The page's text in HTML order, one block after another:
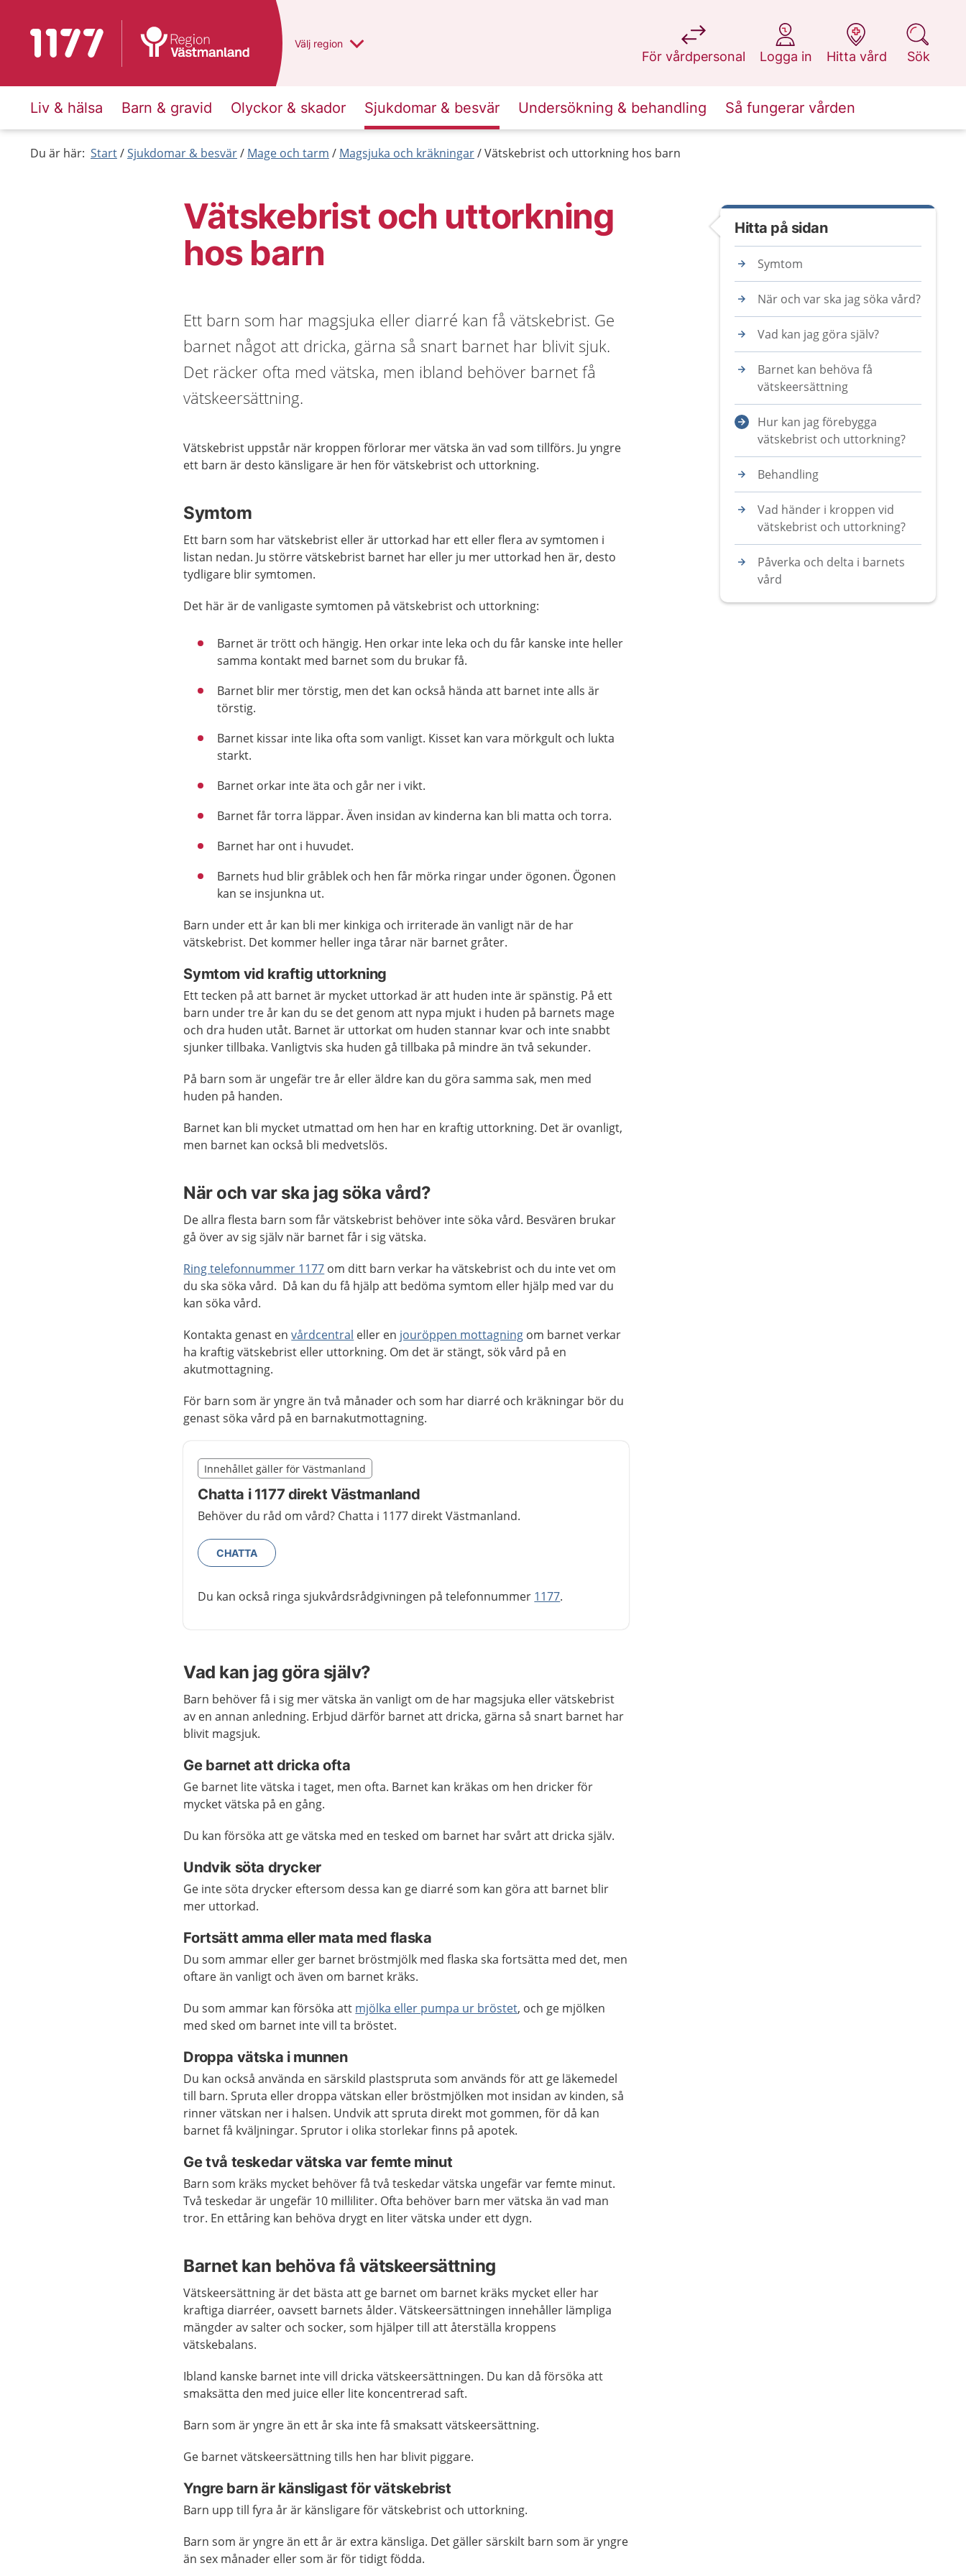
Till startsidan för 1177 Du har valt region
Välj en annan
region
För vårdpersonal
på 1177.se
Logga in
på 1177.se
Hitta vård
på 1177.se
Sök
på 1177.se
Liv & hälsa Barn & gravid Olyckor & skador Sjukdomar & besvär Undersökning & behandling Så fungerar vården
Du är här: Start Sjukdomar & besvär Mage och tarm Magsjuka och kräkningar Vätskebrist och uttorkning hos barn
Vätskebrist och uttorkning
hos barn
Ett barn som har magsjuka eller diarré kan få vätskebrist. Ge
barnet något att dricka, gärna så snart barnet har blivit sjuk.
Det räcker ofta med vätska, men ibland behöver barnet få
vätskeersättning.
Vätskebrist uppstår när kroppen förlorar mer vätska än vad som tillförs. Ju yngre
ett barn är desto känsligare är hen för vätskebrist och uttorkning.
Symtom
Ett barn som har vätskebrist eller är uttorkad har ett eller flera av symtomen i
listan nedan. Ju större vätskebrist barnet har eller ju mer uttorkad hen är, desto
tydligare blir symtomen.
Det här är de vanligaste symtomen på vätskebrist och uttorkning:
Barnet är trött och hängig. Hen orkar inte leka och du får kanske inte heller
samma kontakt med barnet som du brukar få.
Barnet blir mer törstig, men det kan också hända att barnet inte alls är
törstig.
Barnet kissar inte lika ofta som vanligt. Kisset kan vara mörkgult och lukta
starkt.
Barnet orkar inte äta och går ner i vikt.
Barnet får torra läppar. Även insidan av kinderna kan bli matta och torra.
Barnet har ont i huvudet.
Barnets hud blir gråblek och hen får mörka ringar under ögonen. Ögonen
kan se insjunkna ut.
Barn under ett år kan bli mer kinkiga och irriterade än vanligt när de har
vätskebrist. Det kommer heller inga tårar när barnet gråter.
Symtom vid kraftig uttorkning
Ett tecken på att barnet är mycket uttorkad är att huden inte är spänstig. På ett
barn under tre år kan du se det genom att nypa mjukt i huden på barnets mage
och dra huden utåt. Barnet är uttorkat om huden stannar kvar och inte snabbt
sjunker tillbaka. Vanligtvis ska huden gå tillbaka på mindre än två sekunder.
På barn som är ungefär tre år eller äldre kan du göra samma sak, men med
huden på handen.
Barnet kan bli mycket utmattad om hen har en kraftig uttorkning. Det är ovanligt,
men barnet kan också bli medvetslös.
När och var ska jag söka vård?
De allra flesta barn som får vätskebrist behöver inte söka vård. Besvären brukar
gå över av sig själv när barnet får i sig vätska.
Ring telefonnummer 1177 om ditt barn verkar ha vätskebrist och du inte vet om
du ska söka vård. Då kan du få hjälp att bedöma symtom eller hjälp med var du
kan söka vård.
Kontakta genast envårdcentral eller en jouröppen mottagning om barnet verkar
ha kraftig vätskebrist eller uttorkning. Om det är stängt, sök vård på en
akutmottagning.
För barn som är yngre än två månader och som har diarré och kräkningar bör du
genast söka vård på en barnakutmottagning.
Nedan innehåll gäller region Västmanland
Innehållet gäller för Västmanland
Chatta i 1177 direkt Västmanland
Behöver du råd om vård? Chatta i 1177 direkt Västmanland.
CHATTA
Du kan också ringa sjukvårdsrådgivningen på telefonnummer 1177.
Slut på det regionala tillägget från region Västmanland
Vad kan jag göra själv?
Barn behöver få i sig mer vätska än vanligt om de har magsjuka eller vätskebrist
av en annan anledning. Erbjud därför barnet att dricka, gärna så snart barnet har
blivit magsjuk.
Ge barnet att dricka ofta
Ge barnet lite vätska i taget, men ofta. Barnet kan kräkas om hen dricker för
mycket vätska på en gång.
Du kan försöka att ge vätska med en tesked om barnet har svårt att dricka själv.
Undvik söta drycker
Ge inte söta drycker eftersom dessa kan ge diarré som kan göra att barnet blir
mer uttorkad.
Fortsätt amma eller mata med flaska
Du som ammar eller ger barnet bröstmjölk med flaska ska fortsätta med det, men
oftare än vanligt och även om barnet kräks.
Du som ammar kan försöka att mjölka eller pumpa ur bröstet, och ge mjölken
med sked om barnet inte vill ta bröstet.
Droppa vätska i munnen
Du kan också använda en särskild plastspruta som används för att ge läkemedel
till barn. Spruta eller droppa vätskan eller bröstmjölken mot insidan av kinden, så
rinner vätskan ner i halsen. Undvik att spruta direkt mot gommen, för då kan
barnet få kväljningar. Sprutor i olika storlekar finns på apotek.
Ge två teskedar vätska var femte minut
Barn som kräks mycket behöver få två teskedar vätska ungefär var femte minut.
Två teskedar är ungefär 10 milliliter. Ofta behöver barn mer vätska än vad man
tror. En ettåring kan behöva drygt en liter vätska under ett dygn.
Barnet kan behöva få vätskeersättning
Vätskeersättning är det bästa att ge barnet om barnet kräks mycket eller har
kraftiga diarréer, oavsett barnets ålder. Vätskeersättningen innehåller lämpliga
mängder av salter och socker, som hjälper till att återställa kroppens
vätskebalans.
Ibland kanske barnet inte vill dricka vätskeersättningen. Du kan då försöka att
smaksätta den med juice eller lite koncentrerad saft.
Barn som är yngre än ett år ska inte få smaksatt vätskeersättning.
Ge barnet vätskeersättning tills hen har blivit piggare.
Yngre barn är känsligast för vätskebrist
Barn upp till fyra år är känsligare för vätskebrist och uttorkning.
Barn som är yngre än ett år är extra känsliga. Det gäller särskilt barn som är yngre
än sex månader eller som är för tidigt födda.
Hitta på sidan
Symtom
När och var ska jag söka vård?
Vad kan jag göra själv?
Barnet kan behöva få
vätskeersättning
Hur kan jag förebygga
vätskebrist och uttorkning?
Behandling
Vad händer i kroppen vid
vätskebrist och uttorkning?
Påverka och delta i barnets
vård